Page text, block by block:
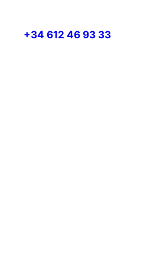
+34 612 46 93 33